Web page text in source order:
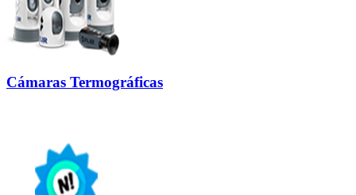
Cámaras Termográficas